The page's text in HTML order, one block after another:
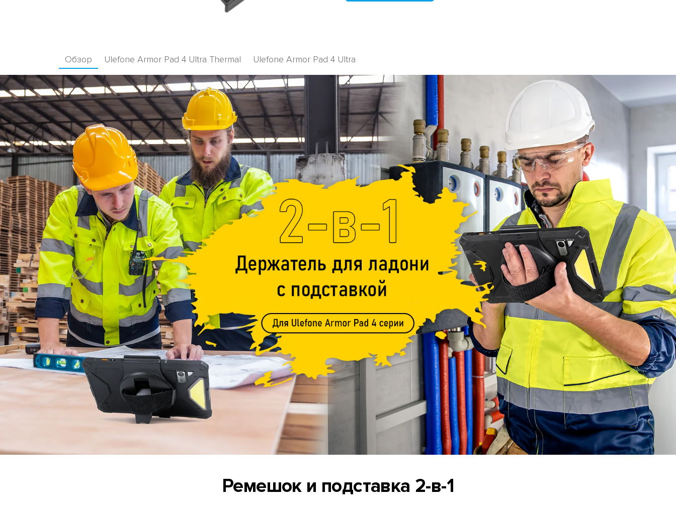
Обзор Ulefone Armor Pad 4 Ultra Thermal Ulefone Armor Pad 4 Ultra
Ремешок и подставка 2-в-1